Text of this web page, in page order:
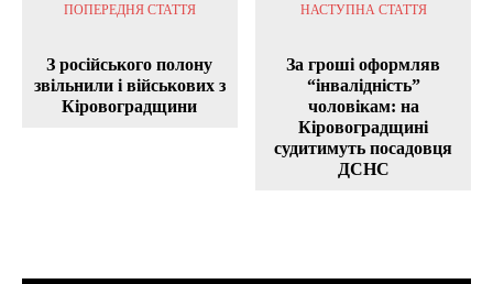
ПОПЕРЕДНЯ СТАТТЯ
З російського полону
звільнили і військових з
Кіровоградщини
НАСТУПНА СТАТТЯ
За гроші оформляв
“інвалідність”
чоловікам: на
Кіровоградщині
судитимуть посадовця
ДСНС